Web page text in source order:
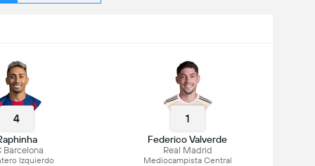
4
Barcelona
Izquierdo
1
Federico Valverde
Real Madrid
Mediocampista Central